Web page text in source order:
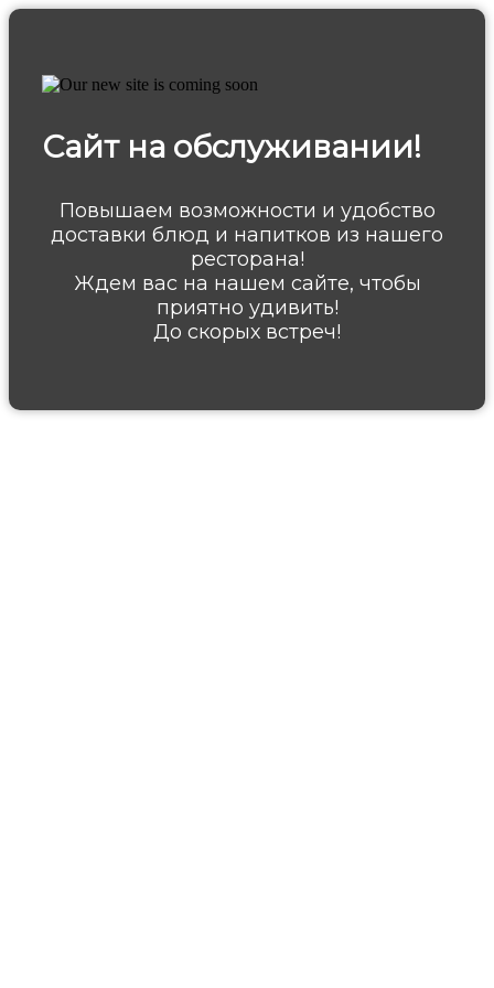
Сайт на обслуживании!
Повышаем возможности и удобство
доставки блюд и напитков из нашего
ресторана!
Ждем вас на нашем сайте, чтобы
приятно удивить!
До скорых встреч!